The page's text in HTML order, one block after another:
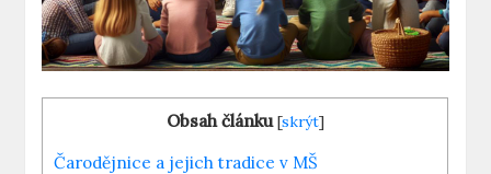
Obsah článku [skrýt]
Čarodějnice a‍ jejich tradice ​v MŠ